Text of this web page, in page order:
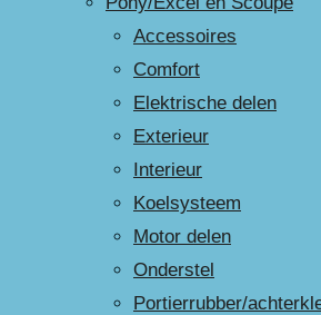
Accessoires
Comfort
Elektrische delen
Exterieur
Interieur
Koelsysteem
Motor delen
Onderstel
Portierrubber/